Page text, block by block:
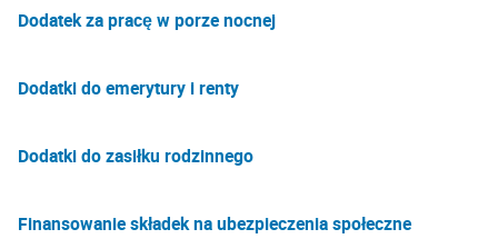
Dodatek za pracę w porze nocnej
Dodatki do emerytury i renty
Dodatki do zasiłku rodzinnego
Finansowanie składek na ubezpieczenia społeczne